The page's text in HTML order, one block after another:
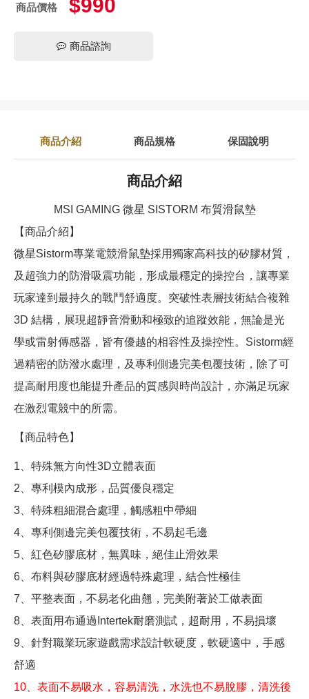
商品價格 $990
商品諮詢
商品介紹 商品規格 保固說明
商品介紹
MSI GAMING 微星 SISTORM 布質滑鼠墊
【商品介紹】
微星Sistorm專業電競滑鼠墊採用獨家高科技的矽膠材質，
及超強力的防滑吸震功能，形成最穩定的操控台，讓專業
玩家達到最持久的戰鬥舒適度。突破性表層技術結合複雜
3D 結構，展現超靜音滑動和極致的追蹤效能，無論是光
學或雷射傳感器，皆有優越的相容性及操控性。Sistorm經
過精密的防潑水處理，及專利側邊完美包覆技術，除了可
提高耐用度也能提升產品的質感與時尚設計，亦滿足玩家
在激烈電競中的所需。
【商品特色】
1、特殊無方向性3D立體表面
2、專利模內成形，品質優良穩定
3、特殊粗細混合處理，觸感粗中帶細
4、專利側邊完美包覆技術，不易起毛邊
5、紅色矽膠底材，無異味，絕佳止滑效果
6、布料與矽膠底材經過特殊處理，結合性極佳
7、平整表面，不易老化曲翹，完美附著於工做表面
8、表面用布通過Intertek耐磨測試，超耐用，不易損壞
9、針對職業玩家遊戲需求設計軟硬度，軟硬適中，手感
舒適
10、表面不易吸水，容易清洗，水洗也不易脫膠，清洗後